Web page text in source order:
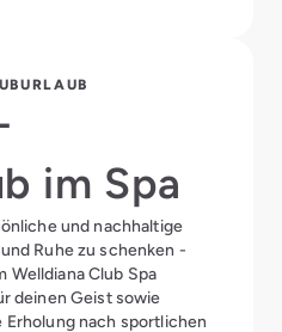
im Spa
und nachhaltige
Ruhe zu schenken -
Welldiana Club Spa
deinen Geist sowie
Erholung nach sportlichen